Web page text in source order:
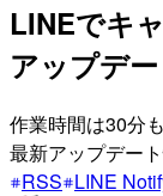
LINEでキ
アップデー
作業時間は30分
最新アップデー
RSS LINE